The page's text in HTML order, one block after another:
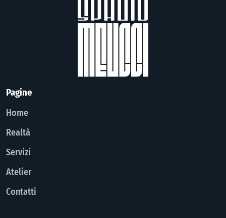
Pagine
Home
Realtà
Servizi
Atelier
Contatti